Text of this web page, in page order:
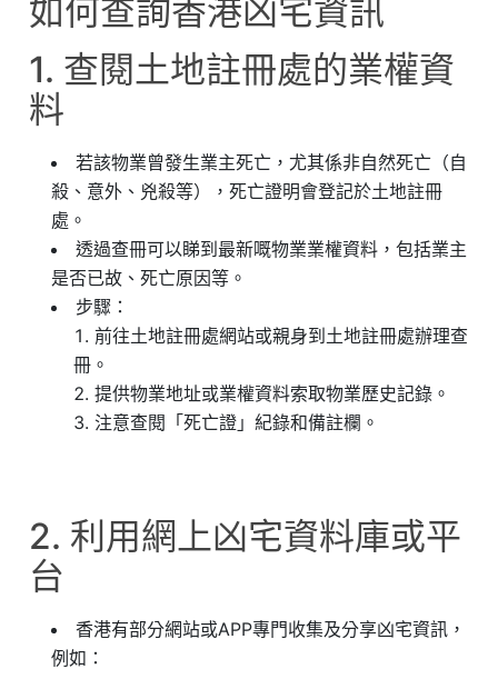
如何查詢香港凶宅資訊
1. 查閱土地註冊處的業權資
料
若該物業曾發生業主死亡，尤其係非自然死亡（自
殺、意外、兇殺等），死亡證明會登記於土地註冊
處。
透過查冊可以睇到最新嘅物業業權資料，包括業主
是否已故、死亡原因等。
步驟：
前往土地註冊處網站或親身到土地註冊處辦理查
冊。
提供物業地址或業權資料索取物業歷史記錄。
注意查閱「死亡證」紀錄和備註欄。
2. 利用網上凶宅資料庫或平
台
香港有部分網站或APP專門收集及分享凶宅資訊，
例如：